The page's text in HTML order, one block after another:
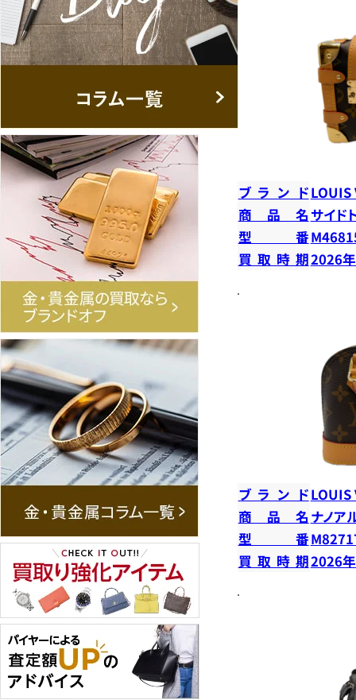
ブランドLOUIS
商品名 サイド
型番
買取時期2026
ブランドLOUIS
商品名 ナノア
型番
買取時期2026